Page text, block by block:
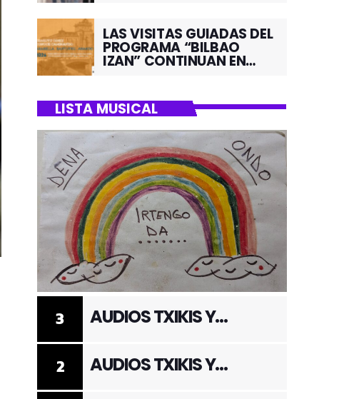
LAS VISITAS GUIADAS DEL
PROGRAMA “BILBAO
IZAN” CONTINUAN EN
LISTA MUSICAL
2 AUDIOS TXIKIS Y
3 AUDIOS TXIKIS Y